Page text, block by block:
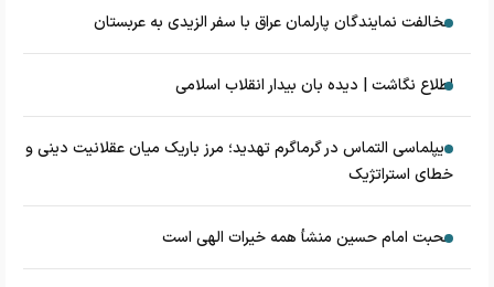
مخالفت نمایندگان پارلمان عراق با سفر الزیدی به عربستان
اطلاع نگاشت | دیده بان بیدار انقلاب اسلامی
دیپلماسی التماس در گرماگرم تهدید؛ مرز باریک میان عقلانیت دینی و
خطای استراتژیک
محبت امام حسین منشأ همه خیرات الهی است